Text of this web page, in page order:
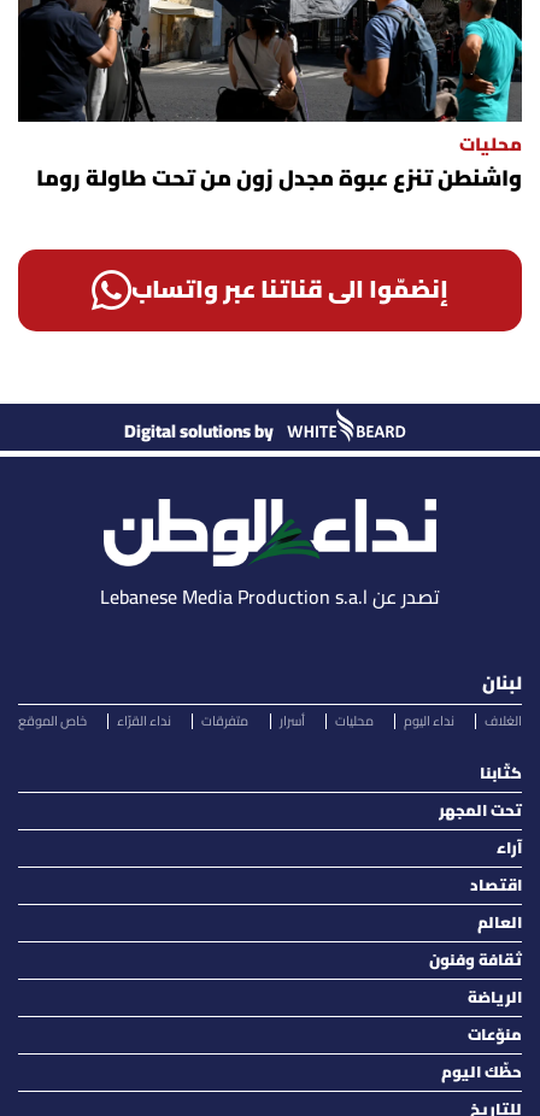
محليات
واشنطن تنزع عبوة مجدل زون من تحت طاولة روما
إنضمّوا الى قناتنا عبر واتساب
Digital solutions by
تصدر عن Lebanese Media Production s.a.l
لبنان
الغلاف نداء اليوم محليات أسرار متفرقات نداء القرّاء خاص الموقع
كتّابنا
تحت المجهر
آراء
اقتصاد
العالم
ثقافة وفنون
الرياضة
منوّعات
حظّك اليوم
للتاريخ